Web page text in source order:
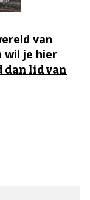
van
wil je hier
dan lid van